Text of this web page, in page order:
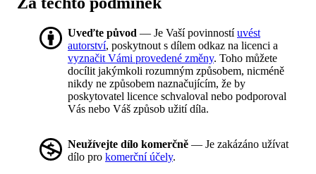
Uveďte původ — Je Vaší povinnostíuvést
autorství, poskytnout s dílem odkaz na licenci a
vyznačit Vámi provedené změny. Toho můžete
docílit jakýmkoli rozumným způsobem, nicméně
nikdy ne způsobem naznačujícím, že by
poskytovatel licence schvaloval nebo podporoval
Vás nebo Váš způsob užití díla.
Neužívejte dílo komerčně — Je zakázáno užívat
dílo pro komerční účely.